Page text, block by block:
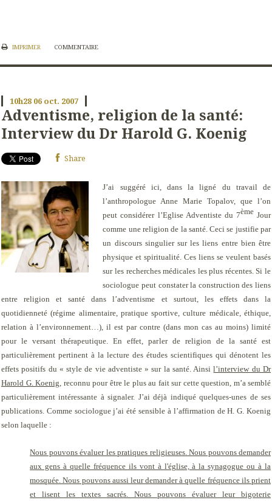
IMPRIMER COMMENTAIRE
10h28 06 oct. 2007
Adventisme, religion de la santé:
Interview du Dr Harold G. Koenig
Share
J’ai suggéré ici, dans la ligné du travail de
l’anthropologue Anne Marie Topalov, que l’on
peut considérer l’Eglise Adventiste du 7èmeJour
comme une religion de la santé. Ceci se justifie par
un discours singulier sur les liens entre bien être
physique et spiritualité. Ces liens se veulent basés
sur les recherches médicales les plus récentes. Si le
sociologue peut constater la construction des liens
entre religion et santé dans l’adventisme et surtout, les effets dans la
quotidienneté (régime alimentaire, pratique sportive, culture médicale, éthique,
relation à l’environnement…), il est par contre (dans mon cas au moins) limité
pour le versant thérapeutique. En effet, parler de religion de la santé est
particulièrement pertinent à la lecture des études scientifiques qui dénotent les
effets positifs du « style de vie adventiste » sur la santé. Ainsil’interview du Dr
Harold G. Koenig , reconnu pour être le plus au fait sur cette question, m’a semblé
particulièrement intéressante à signaler. J’ai déjà indiqué quelques-unes de ses
publications. Comme sociologue j’ai été sensible à l’affirmation de H. G. Koenig
selon laquelle :
Nous pouvons évaluer les pratiques religieuses. Nous pouvons demander
aux gens à quelle fréquence ils vont à l'église, à la synagogue ou à la
mosquée. Nous pouvons aussi leur demander à quelle fréquence ils prient
et lisent les textes sacrés. Nous pouvons évaluer leur bigoterie